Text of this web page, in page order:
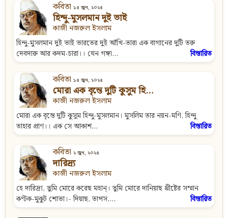
কবিতা ১৫ জুন, ২০২৫
হিন্দু-মুসলমান দুই ভাই
কাজী নজরুল ইসলাম
হিন্দু-মুসলমান দুই ভাই ভারতের দুই আঁখি-তারা এক বাগানের দুটি তরু
দেবদারু আর কদম-চারা।। যেন গঙ্গা...
বিস্তারিত
কবিতা ১৫ জুন, ২০২৫
মোরা এক বৃন্তে দুটি কুসুম হি…
কাজী নজরুল ইসলাম
মোরা এক বৃন্তে দুটি কুসুম হিন্দু-মুসলমান। মুসলিম তার নয়ন-মণি, হিন্দু
তাহার প্রাণ।। এক সে আকাশ...
বিস্তারিত
কবিতা ২ জুন, ২০২৫
দারিদ্র্য
কাজী নজরুল ইসলাম
হে দারিদ্র্য, তুমি মোরে করেছ মহান্‌। তুমি মোরে দানিয়াছ খ্রীষ্টের সম্মান
কণ্টক-মুকুট শোভা।- দিয়াছ, তাপস,...
বিস্তারিত